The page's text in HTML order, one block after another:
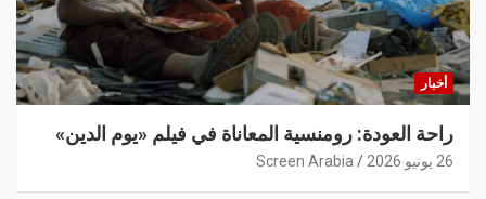
أخبار
راحة العودة: رومنسية المعاناة في فيلم «يوم الدين»
26 يونيو 2026 Screen Arabia